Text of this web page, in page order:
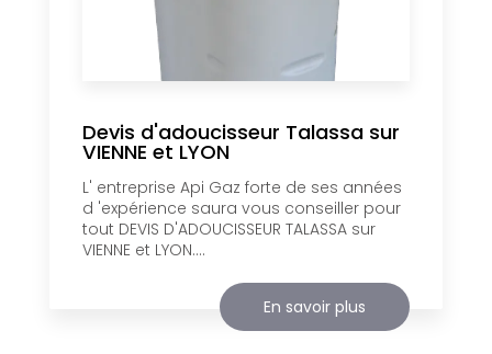
Devis d'adoucisseur Talassa sur
VIENNE et LYON
L' entreprise Api Gaz forte de ses années
d 'expérience saura vous conseiller pour
tout DEVIS D'ADOUCISSEUR TALASSA sur
VIENNE et LYON....
En savoir plus